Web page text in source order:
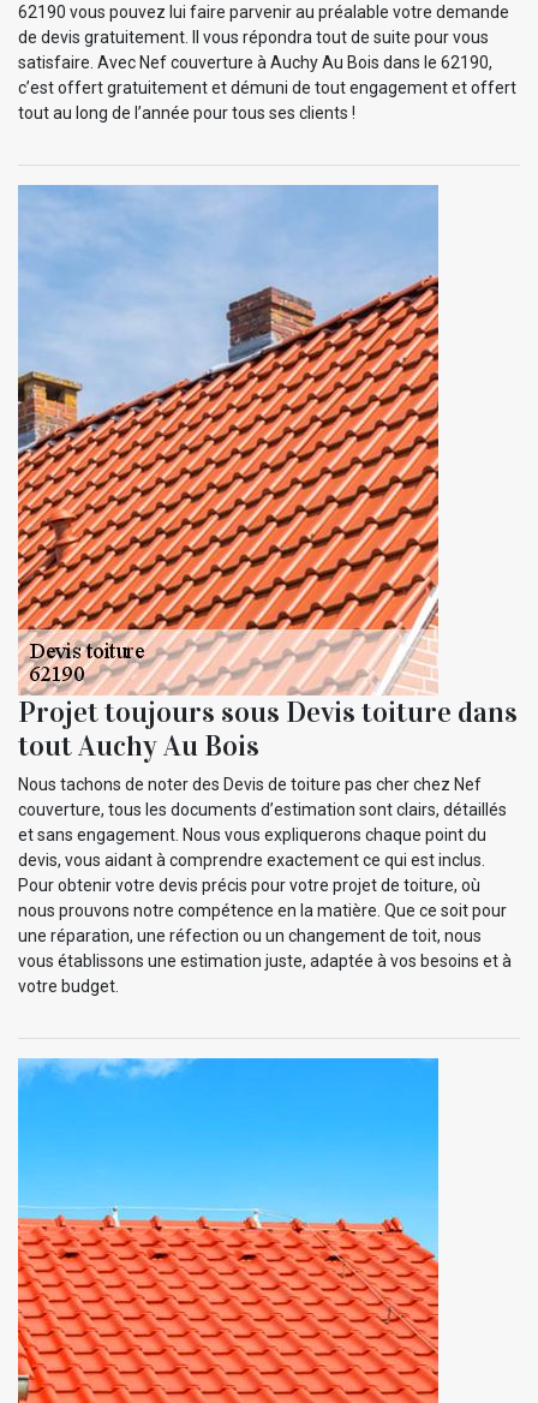
62190 vous pouvez lui faire parvenir au préalable votre demande
de devis gratuitement. Il vous répondra tout de suite pour vous
satisfaire. Avec Nef couverture à Auchy Au Bois dans le 62190,
c’est offert gratuitement et démuni de tout engagement et offert
tout au long de l’année pour tous ses clients !
Projet toujours sous Devis toiture dans
tout Auchy Au Bois
Nous tachons de noter des Devis de toiture pas cher chez Nef
couverture, tous les documents d’estimation sont clairs, détaillés
et sans engagement. Nous vous expliquerons chaque point du
devis, vous aidant à comprendre exactement ce qui est inclus.
Pour obtenir votre devis précis pour votre projet de toiture, où
nous prouvons notre compétence en la matière. Que ce soit pour
une réparation, une réfection ou un changement de toit, nous
vous établissons une estimation juste, adaptée à vos besoins et à
votre budget.